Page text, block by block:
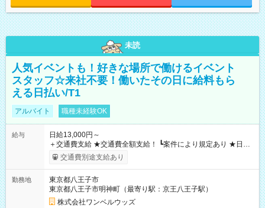
未読
人気イベントも！好きな場所で働けるイベント
スタッフ☆来社不要！働いたその日に給料もら
える日払い/T1
アルバイト 職種未経験OK
給与
日給13,000円～
＋交通費支給 ★交通費全額支給！ ┗案件により規定あり ★日払
いOK！（規定あり） ┗働いたその日に現金GET♪ お仕事後はコ
ンビニATMから 日払い分を引き落とせます！ 【試用期間】試
交通費別途支給あり
勤務地
東京都八王子市
東京都八王子市明神町（最寄り駅：京王八王子駅）
株式会社ワンベルウッズ